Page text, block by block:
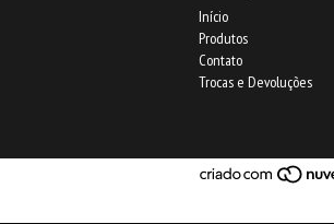
Início
Produtos
Contato
Trocas e Devoluções